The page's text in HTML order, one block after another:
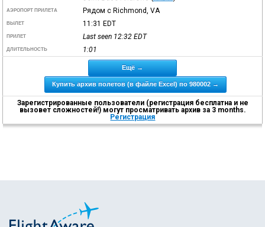
АЭРОПОРТ ПРИЛЕТА Рядом с Richmond, VA
ВЫЛЕТ 11:31 EDT
ПРИЛЕТ Last seen 12:32 EDT
ДЛИТЕЛЬНОСТЬ 1:01
Ещё →
Купить архив полетов (в файле Excel) по 980002 →
Зарегистрированные пользователи (регистрация бесплатна и не
вызовет сложностей!) могут просматривать архив за 3 months.
Регистрация